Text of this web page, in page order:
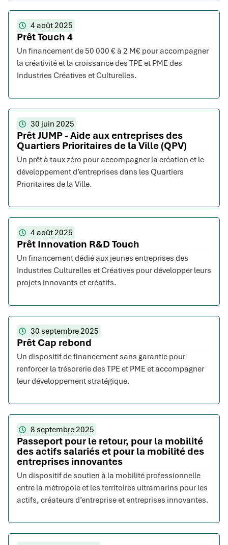
4 août 2025
Prêt Touch 4
Un financement de 50 000 € à 2 M€ pour accompagner
la créativité et la croissance des TPE et PME des
Industries Créatives et Culturelles.
30 juin 2025
Prêt JUMP - Aide aux entreprises des
Quartiers Prioritaires de la Ville (QPV)
Un prêt à taux zéro pour accompagner la création et le
développement d’entreprises dans les Quartiers
Prioritaires de la Ville.
4 août 2025
Prêt Innovation R&D Touch
Un financement dédié aux jeunes entreprises des
Industries Culturelles et Créatives pour développer leurs
projets innovants et créatifs.
30 septembre 2025
Prêt Cap rebond
Un dispositif de financement sans garantie pour
renforcer la trésorerie des TPE et PME et accompagner
leur développement stratégique.
8 septembre 2025
Passeport pour le retour, pour la mobilité
des actifs salariés et pour la mobilité des
entreprises innovantes
Un dispositif de soutien à la mobilité professionnelle
entre la métropole et les territoires ultramarins pour les
actifs, créateurs d’entreprise et entreprises innovantes.